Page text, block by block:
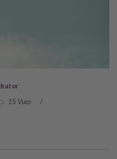
15 Vues /